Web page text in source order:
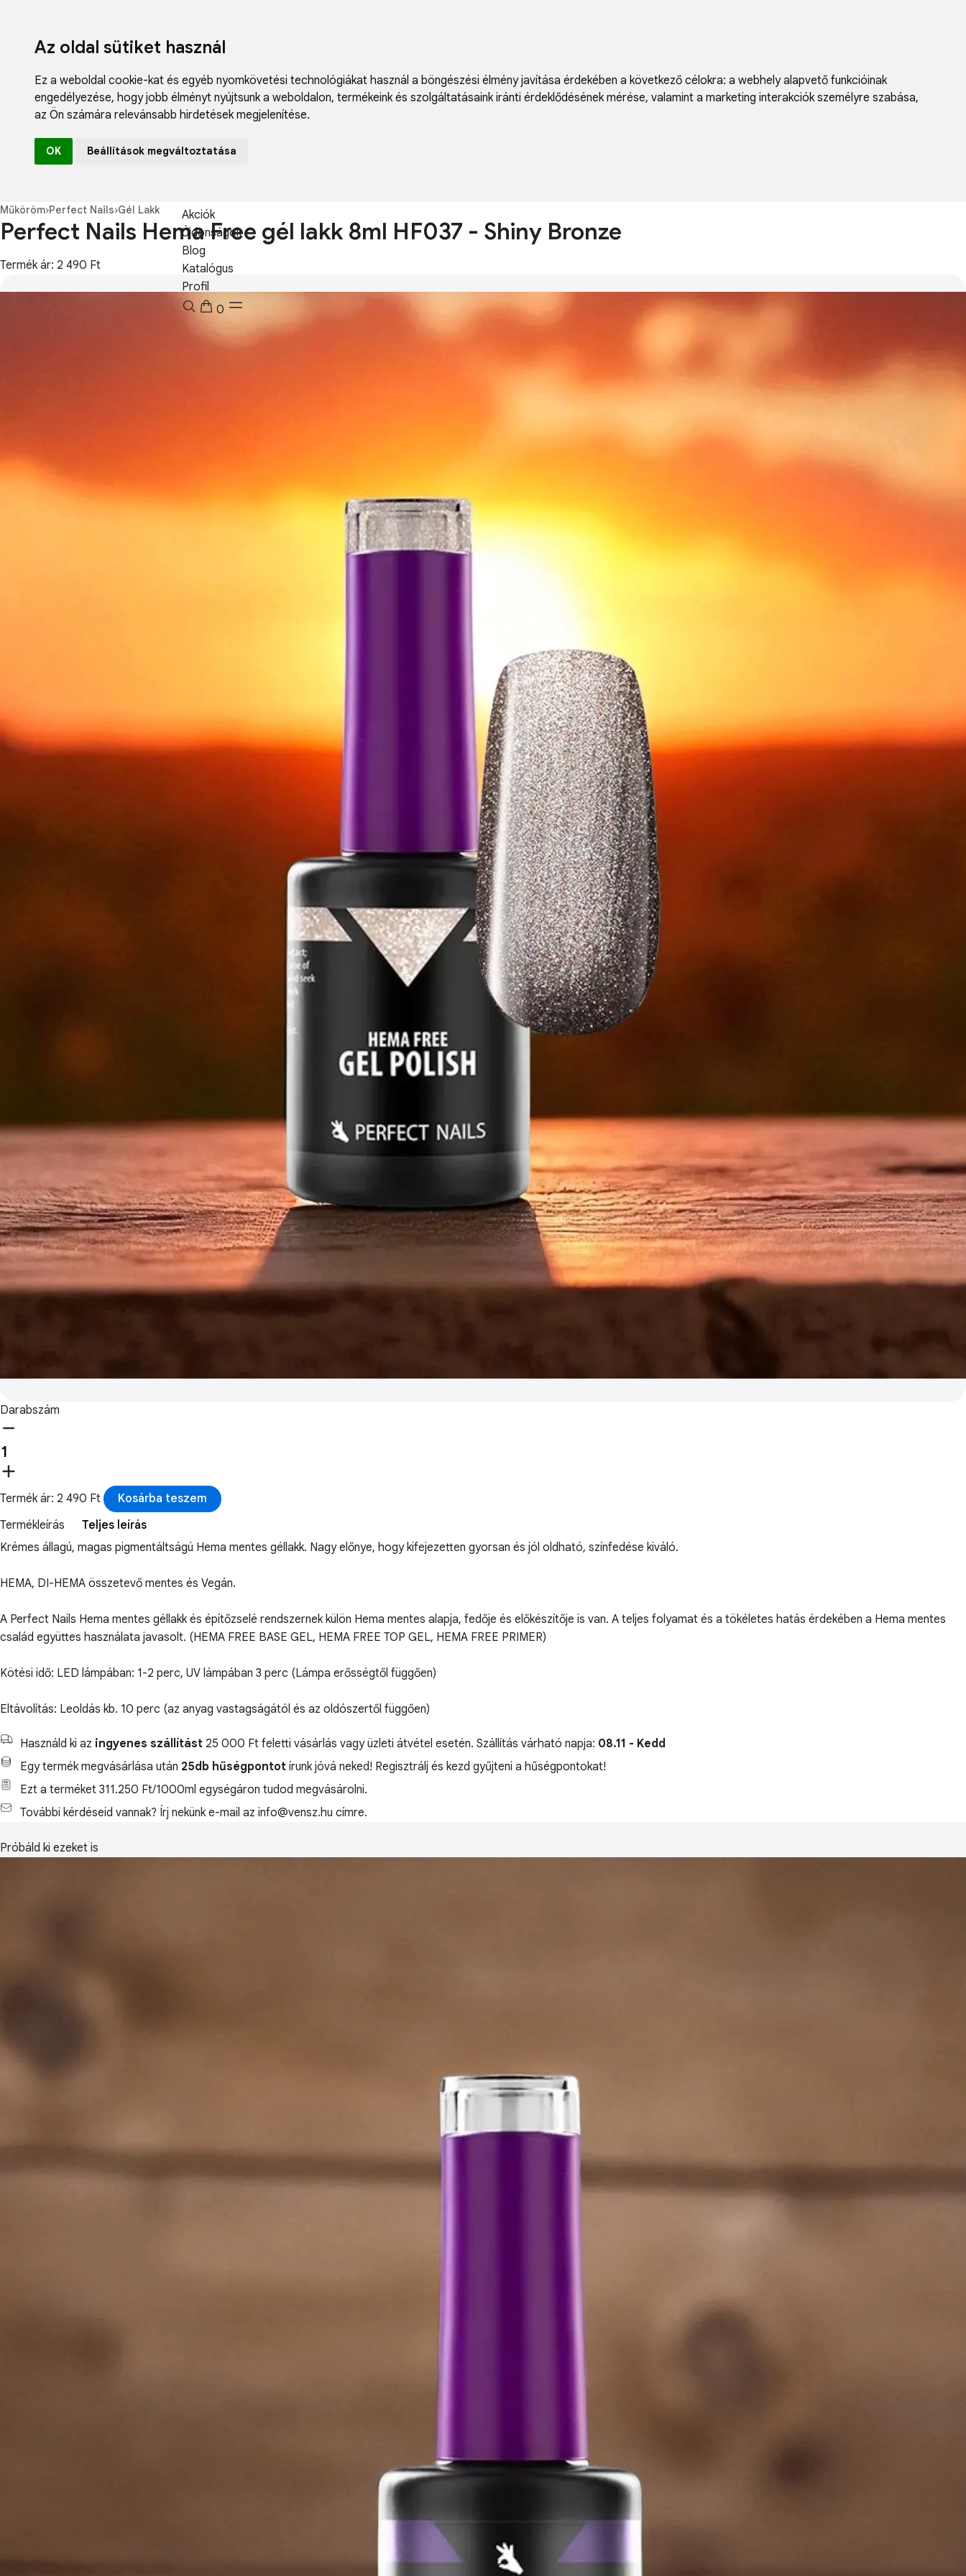
Az oldal sütiket használ
Ez a weboldal cookie-kat és egyéb nyomkövetési technológiákat használ a böngészési élmény javítása érdekében a következő célokra: a webhely alapvető funkcióinak
engedélyezése, hogy jobb élményt nyújtsunk a weboldalon, termékeink és szolgáltatásaink iránti érdeklődésének mérése, valamint a marketing interakciók személyre szabása,
az Ön számára relevánsabb hirdetések megjelenítése.
OK Beállítások megváltoztatása
Fodrászcikk
Akciók
Újdonságok
Blog
Katalógus
Profil
0
Műköröm›Perfect Nails›Gél Lakk
Perfect Nails Hema Free gél lakk 8ml HF037 - Shiny Bronze
Termék ár: 2 490 Ft
Darabszám
Termék ár: 2 490 Ft
Kosárba teszem
Termékleírás
Teljes leírás
Krémes állagú, magas pigmentáltságú Hema mentes géllakk. Nagy előnye, hogy kifejezetten gyorsan és jól oldható, színfedése kiváló.
HEMA, DI-HEMA összetevő mentes és Vegán.
A Perfect Nails Hema mentes géllakk és építőzselé rendszernek külön Hema mentes alapja, fedője és előkészítője is van. A teljes folyamat és a tökéletes hatás érdekében a Hema mentes
család együttes használata javasolt. (HEMA FREE BASE GEL, HEMA FREE TOP GEL, HEMA FREE PRIMER)
Kötési idő: LED lámpában: 1-2 perc, UV lámpában 3 perc (Lámpa erősségtől függően)
Eltávolítás: Leoldás kb. 10 perc (az anyag vastagságától és az oldószertől függően)
Használd ki az ingyenes szállítást 25 000 Ft feletti vásárlás vagy üzleti átvétel esetén. Szállítás várható napja: 08.11 - Kedd
Egy termék megvásárlása után 25db hűségpontot írunk jóvá neked! Regisztrálj és kezd gyűjteni a hűségpontokat!
Ezt a terméket 311.250 Ft/1000ml egységáron tudod megvásárolni.
További kérdéseid vannak? Írj nekünk e-mail az info@vensz.hu címre.
Próbáld ki ezeket is